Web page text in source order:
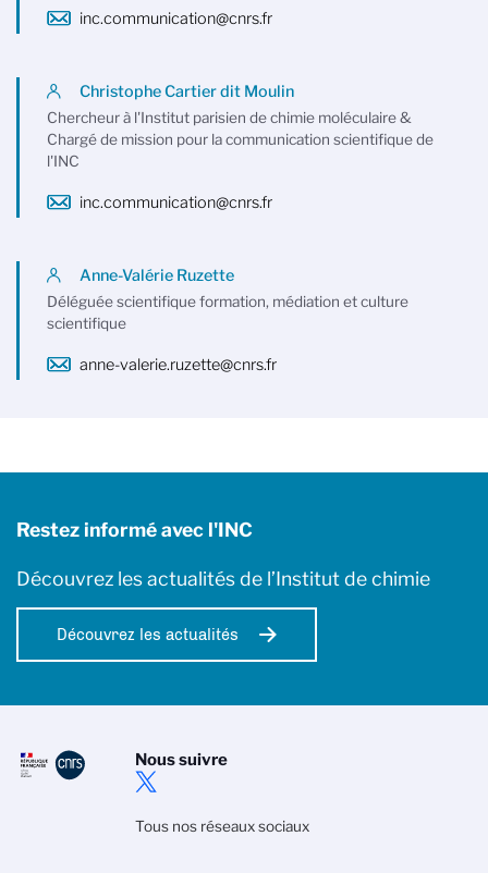
inc.communication@cnrs.fr
Christophe Cartier dit Moulin
Chercheur à l'Institut parisien de chimie moléculaire &
Chargé de mission pour la communication scientifique de
l'INC
inc.communication@cnrs.fr
Anne-Valérie Ruzette
Déléguée scientifique formation, médiation et culture
scientifique
anne-valerie.ruzette@cnrs.fr
Restez informé avec l'INC
Découvrez les actualités de l’Institut de chimie
Découvrez les actualités
Nous suivre
Tous nos réseaux sociaux